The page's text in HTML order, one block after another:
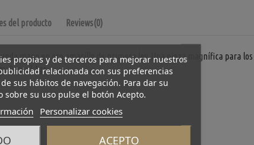
del producto Reviews(0)
mano en oro amarillo de primera ley. Una pieza magnífica para
Peso: 7.1gr.
propias y de terceros para mejorar nuestros
relacionada con sus preferencias
sus hábitos de navegación. Para dar su
sobre su uso pulse el botón Acepto.
Personalizar cookies
ACEPTO